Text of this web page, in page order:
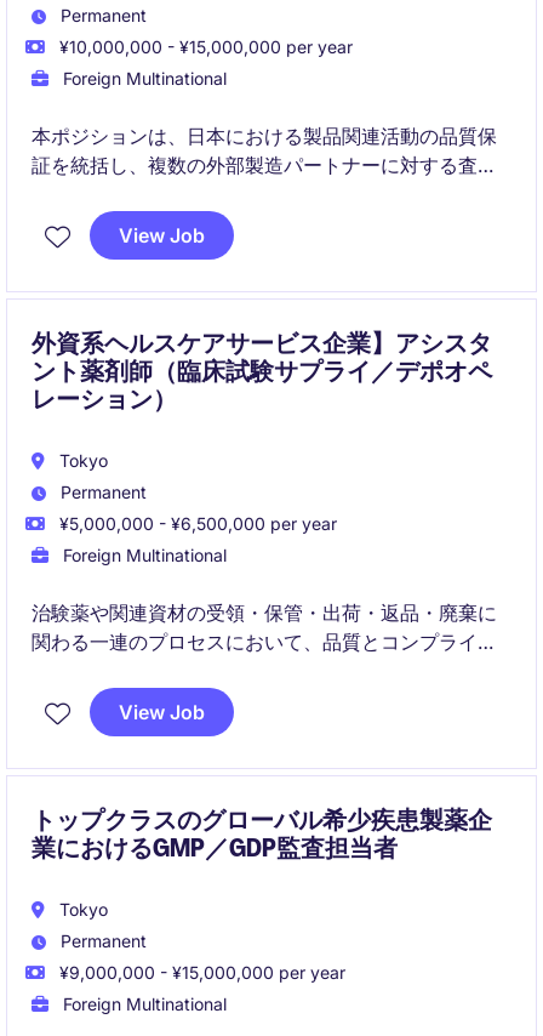
Permanent
¥10,000,000 - ¥15,000,000 per year
Foreign Multinational
本ポジションは、日本における製品関連活動の品質保
証を統括し、複数の外部製造パートナーに対する査察
ドします。グローバル品質リーダーと密接に連携しな
がら、日本における品質責任者として活躍できる、国
View Job
外資系ヘルスケアサービス企業】アシスタ
ント薬剤師（臨床試験サプライ／デポオペ
レーション）
Tokyo
Permanent
¥5,000,000 - ¥6,500,000 per year
Foreign Multinational
治験薬や関連資材の受領・保管・出荷・返品・廃棄に
関わる一連のプロセスにおいて、品質とコンプライア
ジャーのもと、国際基準に沿ったオペレーションを実
務ベースで経験できます。
View Job
トップクラスのグローバル希少疾患製薬企
業におけるGMP／GDP監査担当者
Tokyo
Permanent
¥9,000,000 - ¥15,000,000 per year
Foreign Multinational